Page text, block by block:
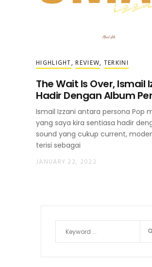
HIGHLIGHT,REVIEW, TERKINI
The Wait Is Over, Ismail
Hadir Dengan Album
Ismail Izzani antara persona Pop
yang saya kira sentiasa hadir
sound yang cukup current,
terisi sebagai
JANUARY 22, 2022